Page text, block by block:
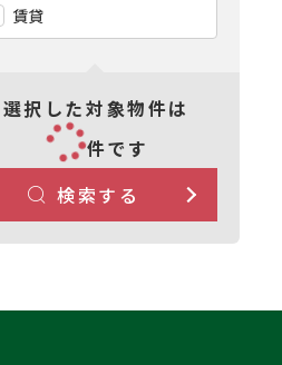
賃貸
選択した対象物件は
件です
検索する